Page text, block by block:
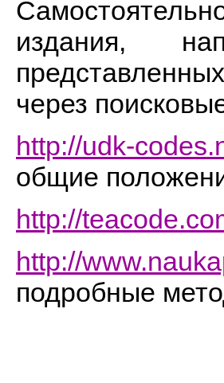
издания,
через
http://udk-
общие
http://
http://
подробные